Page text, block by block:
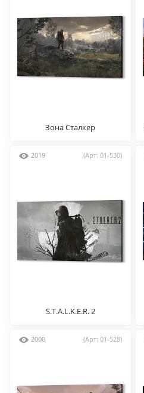
Зона Сталкер
2019 (Арт: 01-530)
S.T.A.L.K.E.R. 2
2000 (Арт: 01-528)